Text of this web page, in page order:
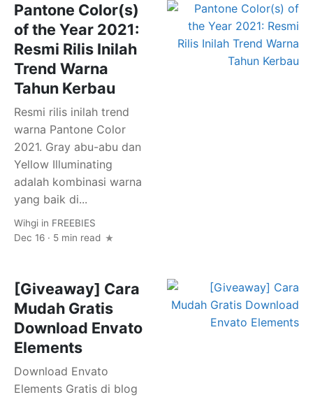
Pantone Color(s)
of the Year 2021:
Resmi Rilis Inilah
Trend Warna
Tahun Kerbau
Resmi rilis inilah trend
warna Pantone Color
2021. Gray abu-abu dan
Yellow Illuminating
adalah kombinasi warna
yang baik di...
Wihgi in FREEBIES
Dec 16 · 5 min read
[Giveaway] Cara
Mudah Gratis
Download Envato
Elements
Download Envato
Elements Gratis di blog